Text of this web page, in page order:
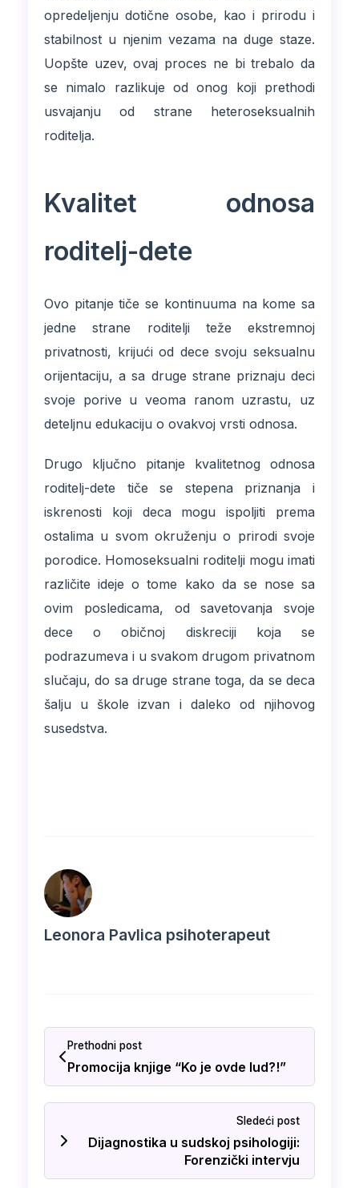
opredeljenju dotične osobe, kao i prirodu i
stabilnost u njenim vezama na duge staze.
Uopšte uzev, ovaj proces ne bi trebalo da
se nimalo razlikuje od onog koji prethodi
usvajanju od strane heteroseksualnih
roditelja.
Kvalitet odnosa
roditelj-dete
Ovo pitanje tiče se kontinuuma na kome sa
jedne strane roditelji teže ekstremnoj
privatnosti, krijući od dece svoju seksualnu
orijentaciju, a sa druge strane priznaju deci
svoje porive u veoma ranom uzrastu, uz
deteljnu edukaciju o ovakvoj vrsti odnosa.
Drugo ključno pitanje kvalitetnog odnosa
roditelj-dete tiče se stepena priznanja i
iskrenosti koji deca mogu ispoljiti prema
ostalima u svom okruženju o prirodi svoje
porodice. Homoseksualni roditelji mogu imati
različite ideje o tome kako da se nose sa
ovim posledicama, od savetovanja svoje
dece o običnoj diskreciji koja se
podrazumeva i u svakom drugom privatnom
slučaju, do sa druge strane toga, da se deca
šalju u škole izvan i daleko od njihovog
susedstva.
Leonora Pavlica psihoterapeut
Prethodni post
Promocija knjige “Ko je ovde lud?!”
Sledeći post
Dijagnostika u sudskoj psihologiji:
Forenzički intervju